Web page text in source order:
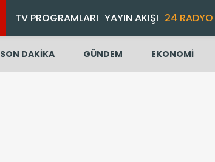
TV PROGRAMLARI YAYIN AKIŞI 24 RADYO
SON DAKİKA GÜNDEM EKONOMİ